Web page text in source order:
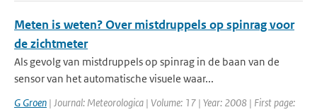
Meten is weten? Over mistdruppels op spinrag voor
de zichtmeter
Als gevolg van mistdruppels op spinrag in de baan van de
sensor van het automatische visuele waar...
G Groen | Journal: Meteorologica | Volume: 17 | Year: 2008 | First page: